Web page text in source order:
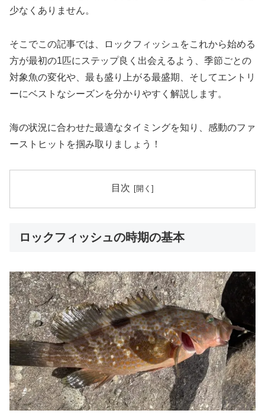
少なくありません。
そこでこの記事では、ロックフィッシュをこれから始める
方が最初の1匹にステップ良く出会えるよう、季節ごとの
対象魚の変化や、最も盛り上がる最盛期、そしてエントリ
ーにベストなシーズンを分かりやすく解説します。
海の状況に合わせた最適なタイミングを知り、感動のファ
ーストヒットを掴み取りましょう！
目次
ロックフィッシュの時期の基本